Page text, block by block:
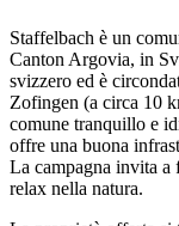
Staffelbach è un
Canton Argovia, in
svizzero ed è
Zofingen (a circa 10
comune tranquillo e
offre una buona
La campagna invita a
relax nella natura.